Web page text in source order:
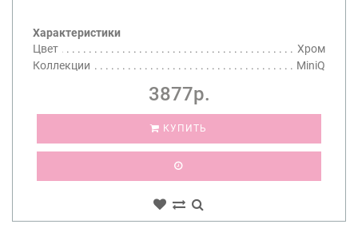
Характеристики
Цвет
Хром
Коллекции
MiniQ
3877р.
КУПИТЬ